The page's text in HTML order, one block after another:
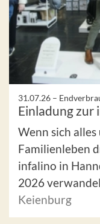
31.07.26 –
Einladung zur
Wenn sich
Familienleben
infalino in
2026
Keienburg